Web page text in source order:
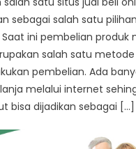
sebagai salah satu
ini pembelian produk
salah satu
pembelian. Ada
melalui internet
bisa dijadikan sebagai […]